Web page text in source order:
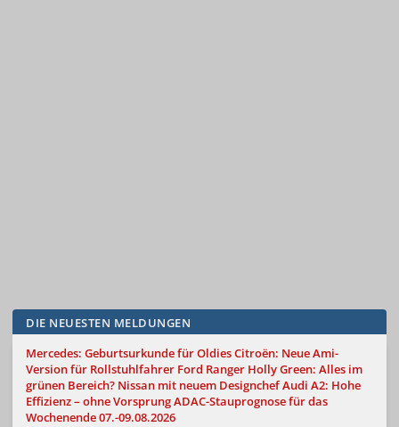
DIE NEUESTEN MELDUNGEN
Mercedes: Geburtsurkunde für OldiesCitroën: Neue Ami-
Version für Rollstuhlfahrer Ford Ranger Holly Green: Alles im
grünen Bereich? Nissan mit neuem DesignchefAudi A2: Hohe
Effizienz – ohne VorsprungADAC-Stauprognose für das
Wochenende 07.-09.08.2026